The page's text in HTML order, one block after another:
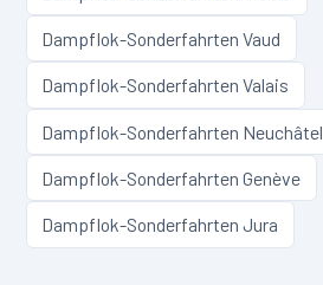
Dampflok-SonderfahrtenVaud
Dampflok-SonderfahrtenValais
Dampflok-Sonderfahrten Neuchâtel
Dampflok-SonderfahrtenGenève
Dampflok-SonderfahrtenJura